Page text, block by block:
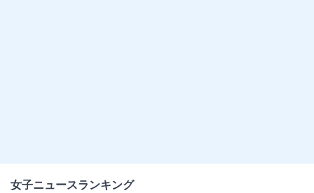
女子ニュースランキング